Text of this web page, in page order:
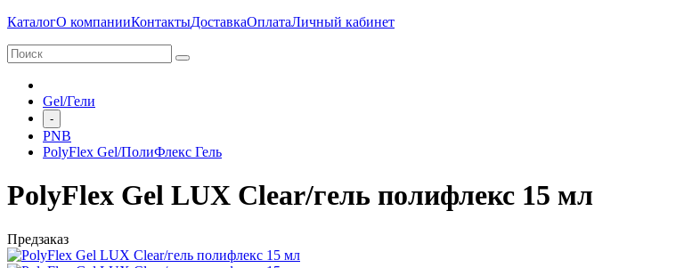
КаталогО компанииКонтактыДоставкаОплатаЛичный кабинет
Gel/Гели
-
PNB
PolyFlex Gel/ПолиФлекс Гель
PolyFlex Gel LUX Clear/гель полифлекс 15 мл
Предзаказ